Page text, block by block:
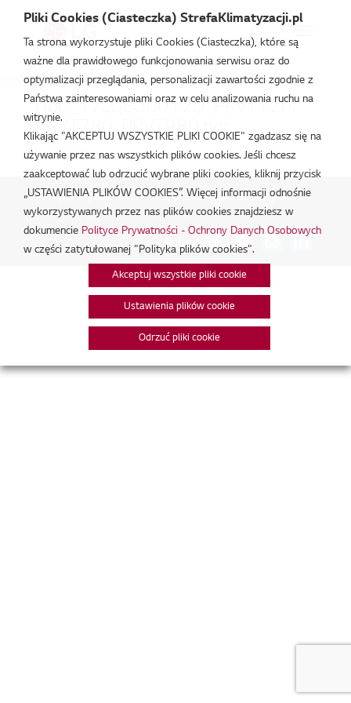
Strefa Klimatyzacji /PRVT980
DoC_17LQEU0012D_PRVT120,
PRVT780, PRVT980.pdf
lut 18, 2026
Polityka Prywatności - Ochrona danych osobowych.|
Zarządzaj zgodami na pliki cookie
Połącz:
Pliki Cookies (Ciasteczka) StrefaKlimatyzacji.pl
Ta strona wykorzystuje pliki Cookies (Ciasteczka), które są
ważne dla prawidłowego funkcjonowania serwisu oraz do
optymalizacji przeglądania, personalizacji zawartości zgodnie z
Państwa zainteresowaniami oraz w celu analizowania ruchu na
witrynie.
Klikając "AKCEPTUJ WSZYSTKIE PLIKI COOKIE" zgadzasz się na
używanie przez nas wszystkich plików cookies. Jeśli chcesz
zaakceptować lub odrzucić wybrane pliki cookies, kliknij przycisk
„USTAWIENIA PLIKÓW COOKIES”. Więcej informacji odnośnie
wykorzystywanych przez nas plików cookies znajdziesz w
dokumencie Polityce Prywatności - Ochrony Danych Osobowych
w części zatytułowanej "Polityka plików cookies".
Akceptuj wszystkie pliki cookie
Ustawienia plików cookie
Odrzuć pliki cookie